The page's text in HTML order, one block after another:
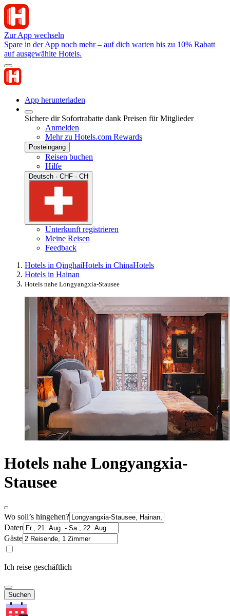
Zur App wechseln
Spare in der App noch mehr – auf dich warten bis zu 10% Rabatt
auf ausgewählte Hotels.
App herunterladen
Sichere dir Sofortrabatte dank Preisen für Mitglieder
Anmelden
Mehr zu Hotels.com Rewards
Posteingang
Reisen buchen
Hilfe
Deutsch · CHF · CH
Unterkunft registrieren
Meine Reisen
Feedback
Hotels in QinghaiHotels in ChinaHotels
Hotels in Hainan
Hotels nahe Longyangxia-Stausee
Hotels nahe Longyangxia-
Stausee
Wo soll’s hingehen?
Daten
Gäste
Ich reise geschäftlich
Suchen